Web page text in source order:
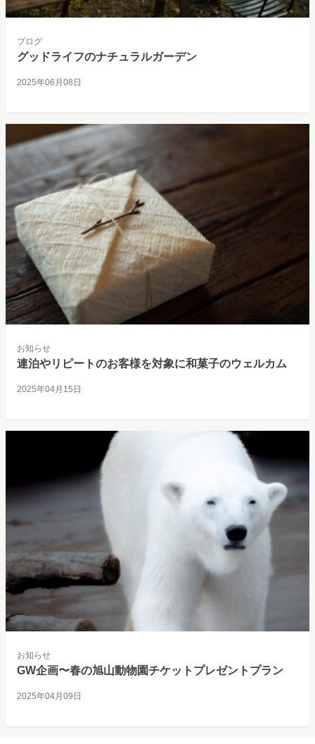
ブログ
グッドライフのナチュラルガーデン
2025年06月08日
お知らせ
連泊やリピートのお客様を対象に和菓子のウェルカム
2025年04月15日
お知らせ
GW企画〜春の旭山動物園チケットプレゼントプラン
2025年04月09日